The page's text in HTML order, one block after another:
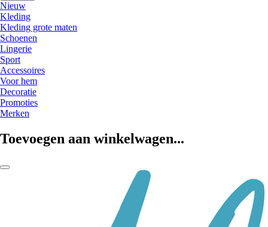
Nieuw
Kleding
Kleding grote maten
Schoenen
Lingerie
Sport
Accessoires
Voor hem
Decoratie
Promoties
Merken
Toevoegen aan winkelwagen...